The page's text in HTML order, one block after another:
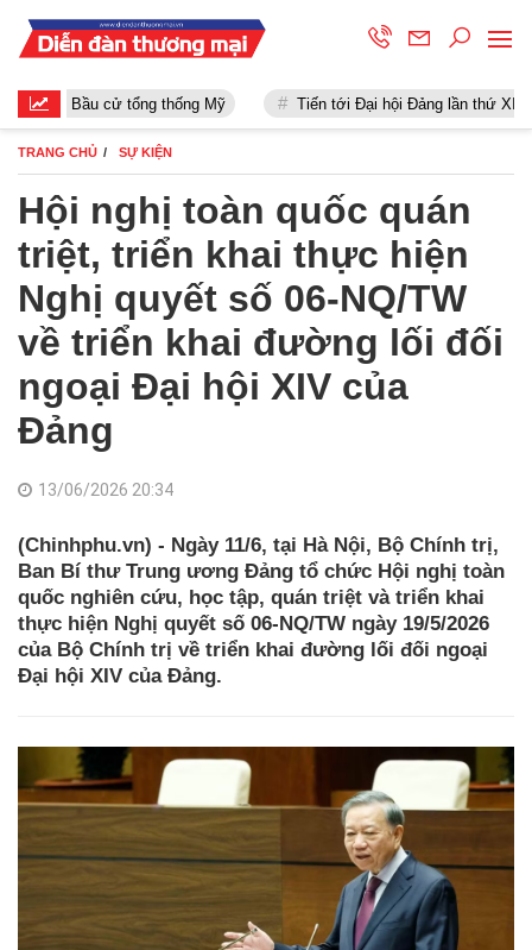
Bầu cử tổng thống Mỹ Tiến tới Đại hội Đảng lần thứ XIII
TRANG CHỦ SỰ KIỆN
Hội nghị toàn quốc quán
triệt, triển khai thực hiện
Nghị quyết số 06-NQ/TW
về triển khai đường lối đối
ngoại Đại hội XIV của
Đảng
13/06/2026 20:34
(Chinhphu.vn) - Ngày 11/6, tại Hà Nội, Bộ Chính trị,
Ban Bí thư Trung ương Đảng tổ chức Hội nghị toàn
quốc nghiên cứu, học tập, quán triệt và triển khai
thực hiện Nghị quyết số 06-NQ/TW ngày 19/5/2026
của Bộ Chính trị về triển khai đường lối đối ngoại
Đại hội XIV của Đảng.